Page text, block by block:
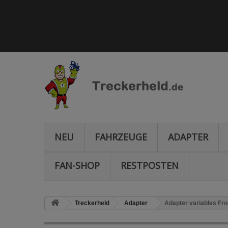
NEU FAHRZEUGE ADAPTER
FAN-SHOP RESTPOSTEN
Treckerheld Adapter Adapter variables